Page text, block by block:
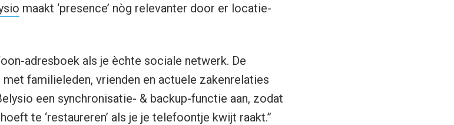
maakt ‘presence’ nòg relevanter door er locatie-
adresboek als je èchte sociale netwerk. De
familieleden, vrienden en actuele zakenrelaties
een synchronisatie- & backup-functie aan, zodat
te ‘restaureren’ als je je telefoontje kwijt raakt.”